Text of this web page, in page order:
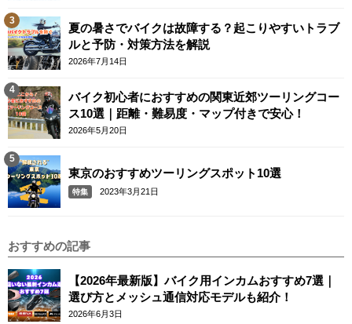
夏の暑さでバイクは故障する？起こりやすいトラブ
ルと予防・対策方法を解説
2026年7月14日
バイク初心者におすすめの関東近郊ツーリングコー
ス10選｜距離・難易度・マップ付きで安心！
2026年5月20日
東京のおすすめツーリングスポット10選
特集 2023年3月21日
おすすめの記事
【2026年最新版】バイク用インカムおすすめ7選｜
選び方とメッシュ通信対応モデルも紹介！
2026年6月3日